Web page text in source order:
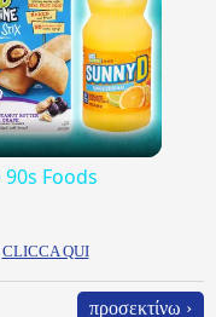
Foods
CLICCA QUI
προσεκτίνω ›